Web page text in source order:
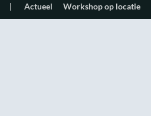
| Actueel Workshop op locatie